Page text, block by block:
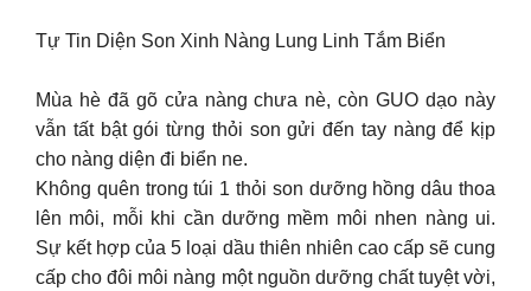
Tự Tin Diện Son Xinh Nàng Lung Linh Tắm Biển
Mùa hè đã gõ cửa nàng chưa nè, còn GUO dạo này
vẫn tất bật gói từng thỏi son gửi đến tay nàng để kịp
cho nàng diện đi biển ne.
Không quên trong túi 1 thỏi son dưỡng hồng dâu thoa
lên môi, mỗi khi cần dưỡng mềm môi nhen nàng ui.
Sự kết hợp của ​​5 loại dầu thiên nhiên cao cấp sẽ cung
cấp cho đôi môi nàng một nguồn dưỡng chất tuyệt vời,